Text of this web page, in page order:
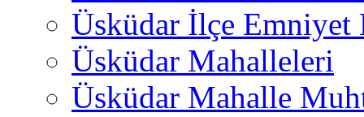
Üsküdar İlçe
Üsküdar Mahalleleri
Üsküdar Mahalle